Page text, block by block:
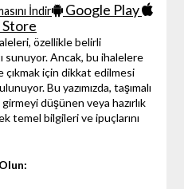
İndir
Google Play
özellikle belirli
sunuyor. Ancak, bu ihalelere
çıkmak için dikkat edilmesi
Bu yazımızda, taşımalı
düşünen veya hazırlık
temel bilgileri ve ipuçlarını